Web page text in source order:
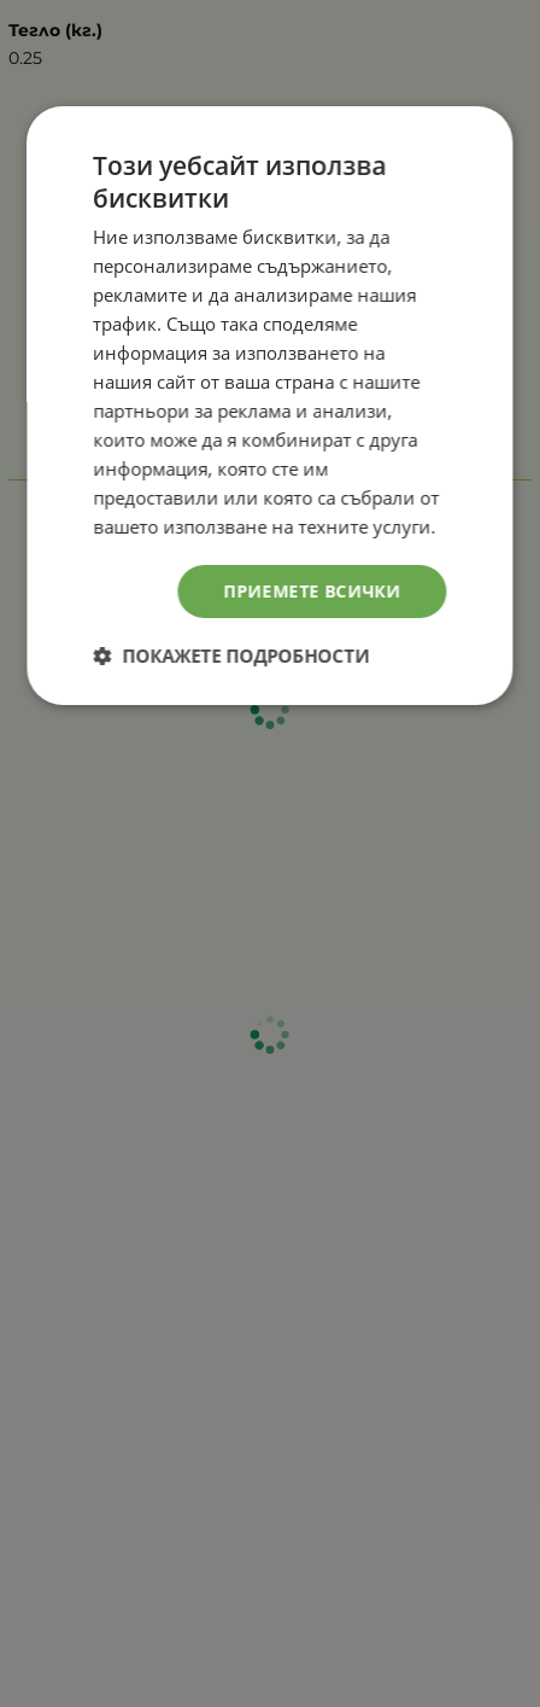
Тегло (кг.)
0.25
Отзиви към продукт
КОМЕНТИРАЙ
Този уебсайт използва
бисквитки
Ние използваме бисквитки, за да
персонализираме съдържанието,
рекламите и да анализираме нашия
трафик. Също така споделяме
информация за използването на
нашия сайт от ваша страна с нашите
партньори за реклама и анализи,
които може да я комбинират с друга
информация, която сте им
предоставили или която са събрали от
вашето използване на техните услуги.
ПРИЕМЕТЕ ВСИЧКИ
ПОКАЖЕТЕ ПОДРОБНОСТИ